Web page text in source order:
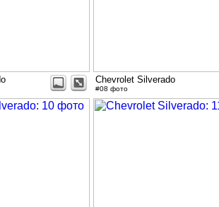
Chevrolet Silverado
#08 фото